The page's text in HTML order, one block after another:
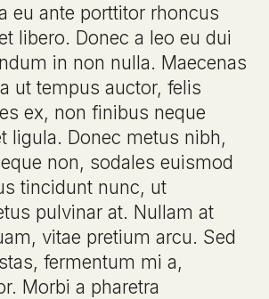
eu ante porttitor rhoncus
libero. Donec a leo eu dui
in non nulla. Maecenas
ut tempus auctor, felis
ex, non finibus neque
ligula. Donec metus nibh,
non, sodales euismod
tincidunt nunc, ut
pulvinar at. Nullam at
vitae pretium arcu. Sed
fermentum mi a,
Morbi a pharetra